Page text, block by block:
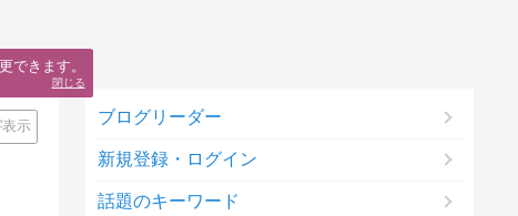
示 ブログリーダー
新規登録・ログイン
話題のキーワード
できます。
閉じる